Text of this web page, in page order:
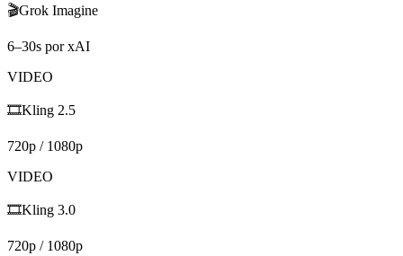
🎬Grok Imagine
6–30s por xAI
VIDEO
🎞️Kling 2.5
720p / 1080p
VIDEO
🎞️Kling 3.0
720p / 1080p